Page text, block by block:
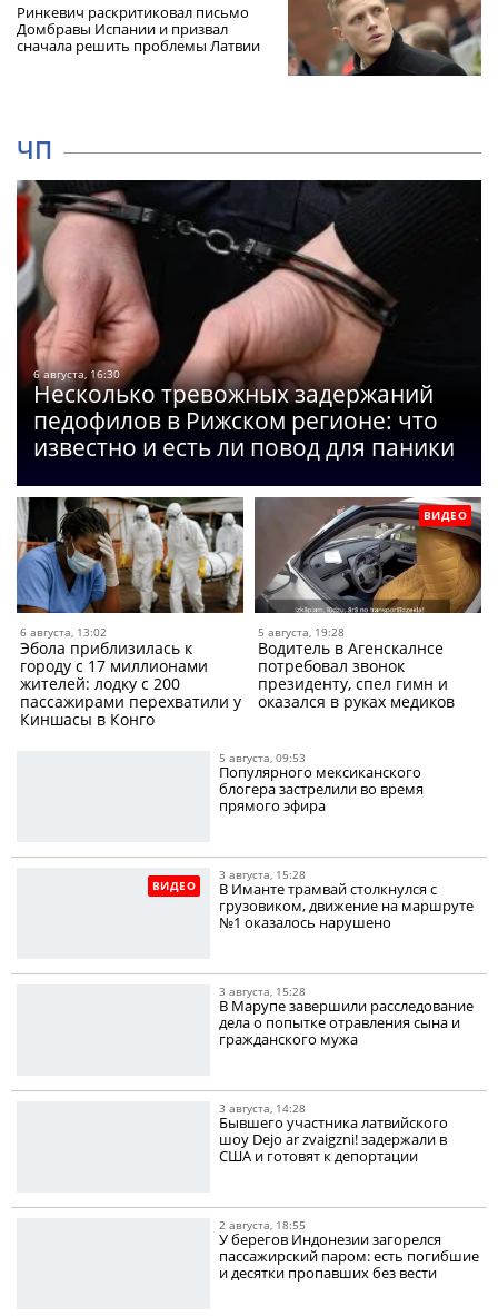
Ринкевич раскритиковал письмо
Домбравы Испании и призвал
сначала решить проблемы Латвии
ЧП
6 августа, 16:30
Несколько тревожных задержаний
педофилов в Рижском регионе: что
известно и есть ли повод для паники
6 августа, 13:02
Эбола приблизилась к
городу с 17 миллионами
жителей: лодку с 200
пассажирами перехватили у
Киншасы в Конго
ВИДЕО
5 августа, 19:28
Водитель в Агенскалнсе
потребовал звонок
президенту, спел гимн и
оказался в руках медиков
5 августа, 09:53
Популярного мексиканского
блогера застрелили во время
прямого эфира
ВИДЕО
3 августа, 15:28
В Иманте трамвай столкнулся с
грузовиком, движение на маршруте
№1 оказалось нарушено
3 августа, 15:28
В Марупе завершили расследование
дела о попытке отравления сына и
гражданского мужа
3 августа, 14:28
Бывшего участника латвийского
шоу Dejo ar zvaigzni! задержали в
США и готовят к депортации
2 августа, 18:55
У берегов Индонезии загорелся
пассажирский паром: есть погибшие
и десятки пропавших без вести